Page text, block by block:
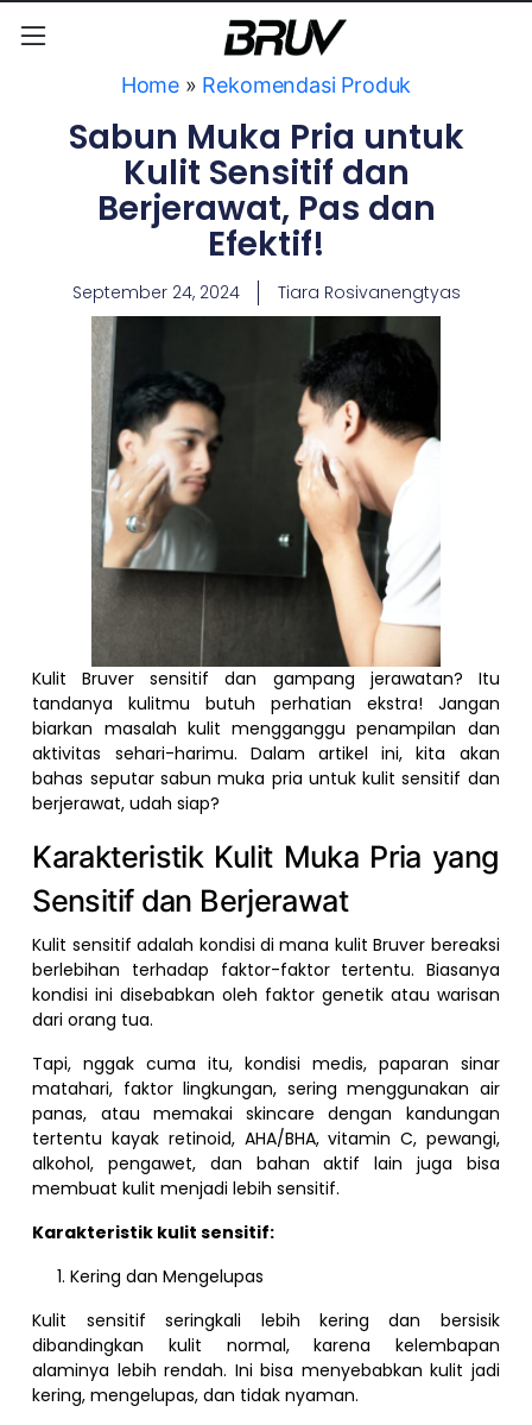
Home » Rekomendasi Produk
Sabun Muka Pria untuk
Kulit Sensitif dan
Berjerawat, Pas dan
Efektif!
September 24, 2024 Tiara Rosivanengtyas
Kulit Bruver sensitif dan gampang jerawatan? Itu
tandanya kulitmu butuh perhatian ekstra! Jangan
biarkan masalah kulit mengganggu penampilan dan
aktivitas sehari-harimu. Dalam artikel ini, kita akan
bahas seputar sabun muka pria untuk kulit sensitif dan
berjerawat, udah siap?
Karakteristik Kulit Muka Pria yang
Sensitif dan Berjerawat
Kulit sensitif adalah kondisi di mana kulit Bruver bereaksi
berlebihan terhadap faktor-faktor tertentu. Biasanya
kondisi ini disebabkan oleh faktor genetik atau warisan
dari orang tua.
Tapi, nggak cuma itu, kondisi medis, paparan sinar
matahari, faktor lingkungan, sering menggunakan air
panas, atau memakai skincare dengan kandungan
tertentu kayak retinoid, AHA/BHA, vitamin C, pewangi,
alkohol, pengawet, dan bahan aktif lain juga bisa
membuat kulit menjadi lebih sensitif.
Karakteristik kulit sensitif:
Kering dan Mengelupas
Kulit sensitif seringkali lebih kering dan bersisik
dibandingkan kulit normal, karena kelembapan
alaminya lebih rendah. Ini bisa menyebabkan kulit jadi
kering, mengelupas, dan tidak nyaman.